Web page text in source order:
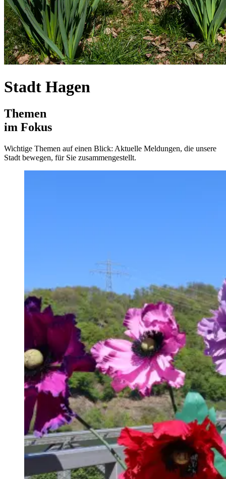
Stadt Hagen
Themen
im Fokus
Wichtige Themen auf einen Blick: Aktuelle Meldungen, die unsere
Stadt bewegen, für Sie zusammengestellt.